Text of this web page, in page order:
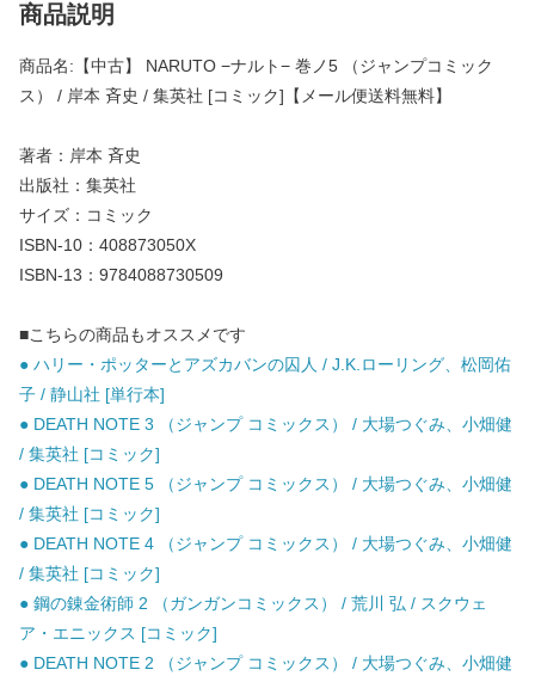
商品説明
商品名:【中古】 NARUTO −ナルト− 巻ノ5 （ジャンプコミック
ス） / 岸本 斉史 / 集英社 [コミック]【メール便送料無料】
著者：岸本 斉史
出版社：集英社
サイズ：コミック
ISBN-10：408873050X
ISBN-13：9784088730509
■こちらの商品もオススメです
● ハリー・ポッターとアズカバンの囚人 / J.K.ローリング、松岡佑
子 / 静山社 [単行本]
● DEATH NOTE 3 （ジャンプ コミックス） / 大場つぐみ、小畑健
/ 集英社 [コミック]
● DEATH NOTE 5 （ジャンプ コミックス） / 大場つぐみ、小畑健
/ 集英社 [コミック]
● DEATH NOTE 4 （ジャンプ コミックス） / 大場つぐみ、小畑健
/ 集英社 [コミック]
● 鋼の錬金術師 2 （ガンガンコミックス） / 荒川 弘 / スクウェ
ア・エニックス [コミック]
● DEATH NOTE 2 （ジャンプ コミックス） / 大場つぐみ、小畑健